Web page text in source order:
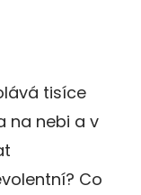
tisíce
na nebi a v
Co